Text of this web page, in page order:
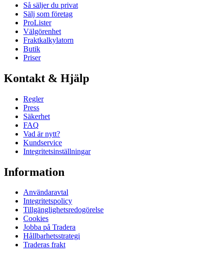
Så säljer du privat
Sälj som företag
ProLister
Välgörenhet
Fraktkalkylatorn
Butik
Priser
Kontakt & Hjälp
Regler
Press
Säkerhet
FAQ
Vad är nytt?
Kundservice
Integritetsinställningar
Information
Användaravtal
Integritetspolicy
Tillgänglighetsredogörelse
Cookies
Jobba på Tradera
Hållbarhetsstrategi
Traderas frakt